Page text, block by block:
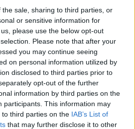
sale, sharing to third parties, or
or sensitive information for
please use the below opt-out
Please note that after your
you may continue seeing
on personal information utilized by
disclosed to third parties prior to
opt-out of the further
information by third parties on the
participants. This information may
third parties on the IAB’s List of
that may further disclose it to other
que “el desafío estratégico
que la ciencia forme parte
convirtiéndose en empleo
dijo la
enfatizó que “Canarias
oportunidad para avanzar
más diversificado, más
cada vez más en el
a la situación
y muy disponible para hacer
pruebas que ya se están